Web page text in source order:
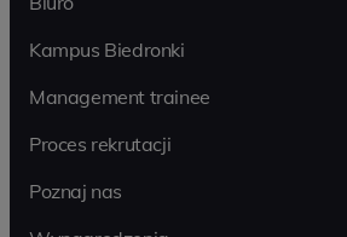
Kampus Biedronki
Management trainee
Proces rekrutacji
Poznaj nas